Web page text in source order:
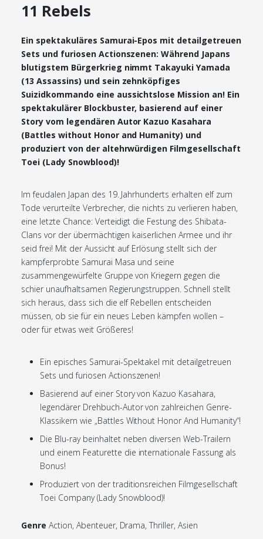
11 Rebels
Ein spektakuläres Samurai-Epos mit detailgetreuen
Sets und furiosen Actionszenen: Während Japans
blutigstem Bürgerkrieg nimmt Takayuki Yamada
(13 Assassins) und sein zehnköpfiges
Suizidkommando eine aussichtslose Mission an! Ein
spektakulärer Blockbuster, basierend auf einer
Story vom legendären Autor Kazuo Kasahara
(Battles without Honor and Humanity) und
produziert von der altehrwürdigen Filmgesellschaft
Toei (Lady Snowblood)!
Im feudalen Japan des 19. Jahrhunderts erhalten elf zum
Tode verurteilte Verbrecher, die nichts zu verlieren haben,
eine letzte Chance: Verteidigt die Festung des Shibata-
Clans vor der übermächtigen kaiserlichen Armee und ihr
seid frei! Mit der Aussicht auf Erlösung stellt sich der
kampferprobte Samurai Masa und seine
zusammengewürfelte Gruppe von Kriegern gegen die
schier unaufhaltsamen Regierungstruppen. Schnell stellt
sich heraus, dass sich die elf Rebellen entscheiden
müssen, ob sie für ein neues Leben kämpfen wollen –
oder für etwas weit Größeres!
Ein episches Samurai-Spektakel mit detailgetreuen
Sets und furiosen Actionszenen!
Basierend auf einer Story von Kazuo Kasahara,
legendärer Drehbuch-Autor von zahlreichen Genre-
Klassikern wie „Battles Without Honor And Humanity“!
Die Blu-ray beinhaltet neben diversen Web-Trailern
und einem Featurette die internationale Fassung als
Bonus!
Produziert von der traditionsreichen Filmgesellschaft
Toei Company (Lady Snowblood)!
Genre Action, Abenteuer, Drama, Thriller, Asien